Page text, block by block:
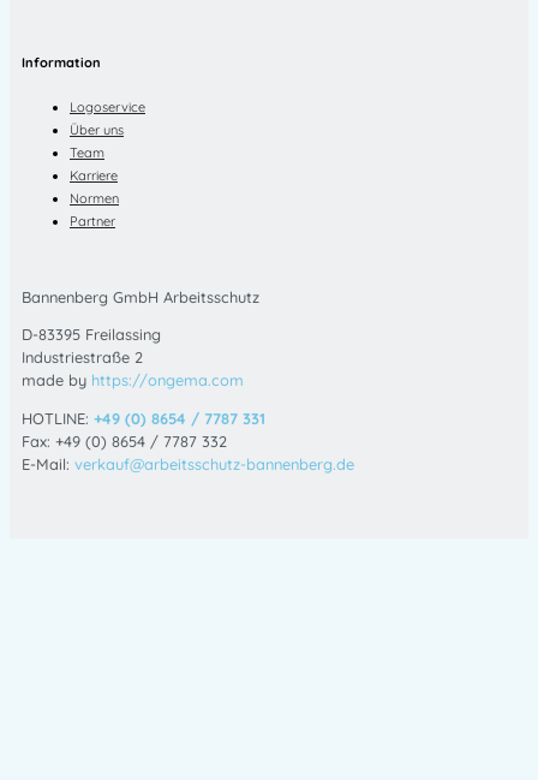
Information
Logoservice
Über uns
Team
Karriere
Normen
Partner
Bannenberg GmbH Arbeitsschutz
D-83395 Freilassing
Industriestraße 2
made by https://ongema.com
HOTLINE: +49 (0) 8654 / 7787 331
Fax: +49 (0) 8654 / 7787 332
E-Mail: verkauf@arbeitsschutz-bannenberg.de